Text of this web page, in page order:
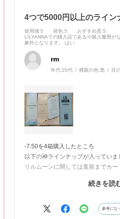
4つで5000円以上のライン
使用感:5 発色:5 おすすめ度:5
LILYANNAでの購入品である※購入履歴が
象外となります。
:はい
rm
年代:20代 裸眼の色:黒 目
-7.50を4箱購入したところ
以下の神ラインナップが入っていま
リルムーンに関しては直前までカー
リルムーン 0.03ゼロシリーズ レイ
続きを読
参考にな